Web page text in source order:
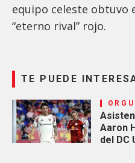
equipo celeste obtuvo
“eterno rival” rojo.
TE PUEDE
Aaron
del DC